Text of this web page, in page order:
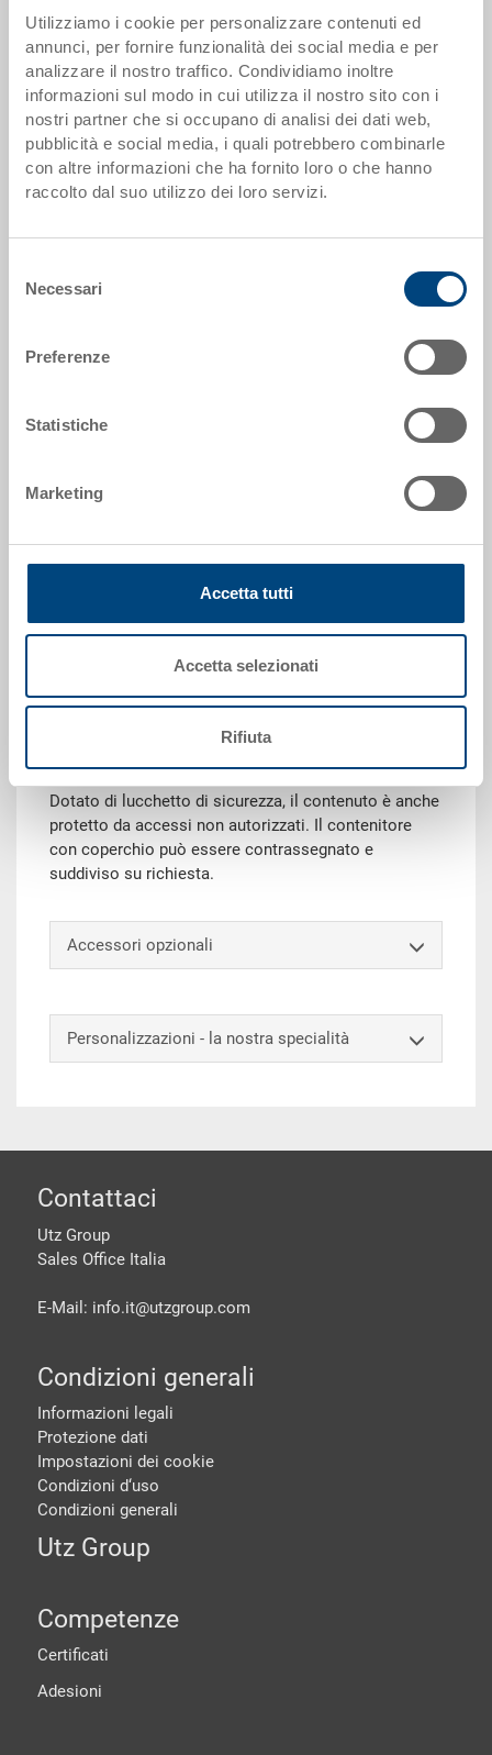
Utilizziamo i cookie per personalizzare contenuti ed
annunci, per fornire funzionalità dei social media e per
analizzare il nostro traffico. Condividiamo inoltre
informazioni sul modo in cui utilizza il nostro sito con i
nostri partner che si occupano di analisi dei dati web,
pubblicità e social media, i quali potrebbero combinarle
con altre informazioni che ha fornito loro o che hanno
raccolto dal suo utilizzo dei loro servizi.
delNecessari
Preferenze
Statistiche
Marketing
Accetta tutti
Accetta selezionati
Rifiuta
da 50 pezzi EUR 11,46
da 100 pezzi EUR 11,05
da 250 pezzi EUR 10,63
Scaglionamento per quantità secondo le unità di imballo.
Dati articolo
Codice
Dimensioni esterne:
Colore:
Il contenitore con coperchio incernierato RAKO (con
chiusure a scatto & rinforzi per cerniere) è ideale per
Dotato di lucchetto di sicurezza, il contenuto è anche
protetto da accessi non autorizzati. Il contenitore
con coperchio può essere contrassegnato e
suddiviso su richiesta.
Accessori opzionali
Personalizzazioni - la nostra specialità
piè di pagine
Contattaci
Utz Group
Sales Office Italia
E-Mail: info.it@utzgroup.com
Condizioni generali
Informazioni legali
Protezione dati
Impostazioni dei cookie
Condizioni d‘uso
Condizioni generali
Utz Group
Competenze
Certificati
Adesioni